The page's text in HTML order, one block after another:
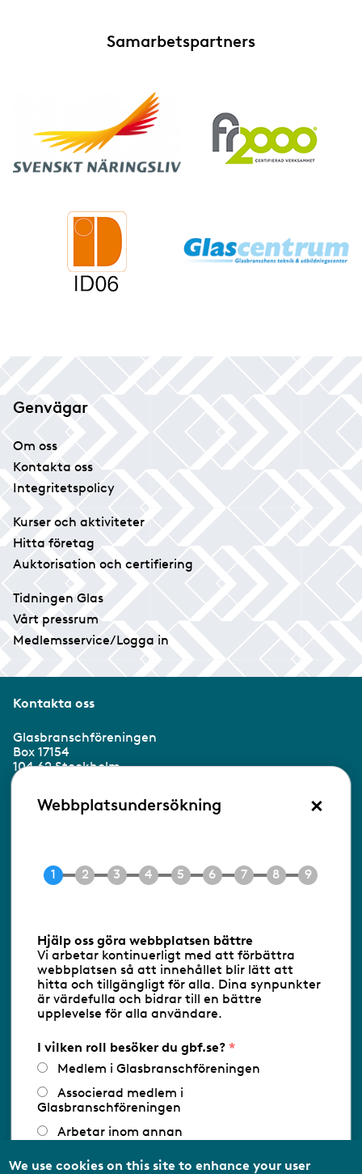
Samarbetspartners
Genvägar
Om oss
Kontakta oss
Integritetspolicy
Kurser och aktiviteter
Hitta företag
Auktorisation och certifiering
Tidningen Glas
Vårt pressrum
Medlemsservice/Logga in
Kontakta oss
Glasbranschföreningen
Box 17154
104 62 Stockholm
Besöksadress:
Ringvägen 100
E-post info@gbf.se
Följ oss via RSS
Databasens namn:www.gbf.se-
Glasbranschföreningen AB - Ansvarig
utgivare: Sofia Wahlgren
Webbplatsundersökning ×
Hjälp oss göra webbplatsen bättre
Vi arbetar kontinuerligt med att förbättra
webbplatsen så att innehållet blir lätt att
hitta och tillgängligt för alla. Dina synpunkter
är värdefulla och bidrar till en bättre
upplevelse för alla användare.
I vilken roll besöker du gbf.se?
Medlem i Glasbranschföreningen
Associerad medlem i
Glasbranschföreningen
Arbetar inom annan
Utbildningsaktör
We use cookies on this site to enhance your user